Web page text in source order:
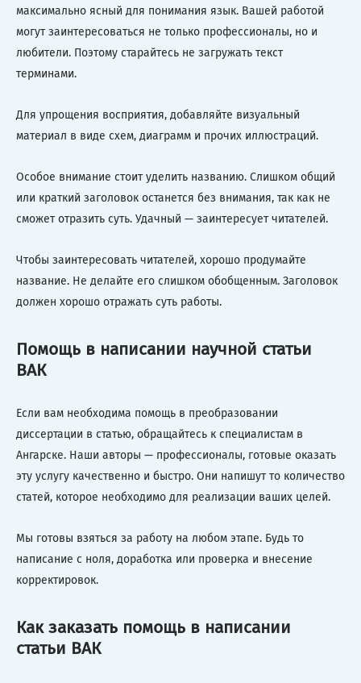
максимально ясный для понимания язык. Вашей работой
могут заинтересоваться не только профессионалы, но и
любители. Поэтому старайтесь не загружать текст
терминами.
Для упрощения восприятия, добавляйте визуальный
материал в виде схем, диаграмм и прочих иллюстраций.
Особое внимание стоит уделить названию. Слишком общий
или краткий заголовок останется без внимания, так как не
сможет отразить суть. Удачный — заинтересует читателей.
Чтобы заинтересовать читателей, хорошо продумайте
название. Не делайте его слишком обобщенным. Заголовок
должен хорошо отражать суть работы.
Помощь в написании научной статьи
ВАК
Если вам необходима помощь в преобразовании
диссертации в статью, обращайтесь к специалистам в
Ангарске. Наши авторы — профессионалы, готовые оказать
эту услугу качественно и быстро. Они напишут то количество
статей, которое необходимо для реализации ваших целей.
Мы готовы взяться за работу на любом этапе. Будь то
написание с ноля, доработка или проверка и внесение
корректировок.
Как заказать помощь в написании
статьи ВАК